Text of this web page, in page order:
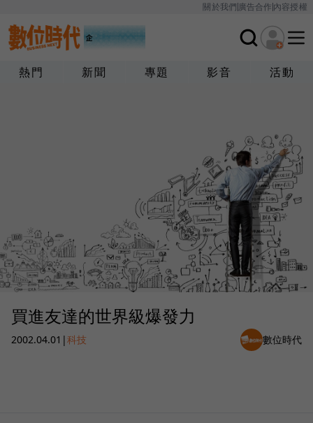
關於我們廣告合作內容授權
熱門 新聞 專題 影音 活動
買進友達的世界級爆發力
2002.04.01 |科技 數位時代